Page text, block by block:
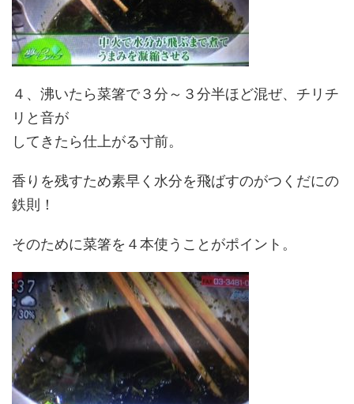
４、沸いたら菜箸で３分～３分半ほど混ぜ、チリチ
リと音が
してきたら仕上がる寸前。
香りを残すため素早く水分を飛ばすのがつくだにの
鉄則！
そのために菜箸を４本使うことがポイント 。